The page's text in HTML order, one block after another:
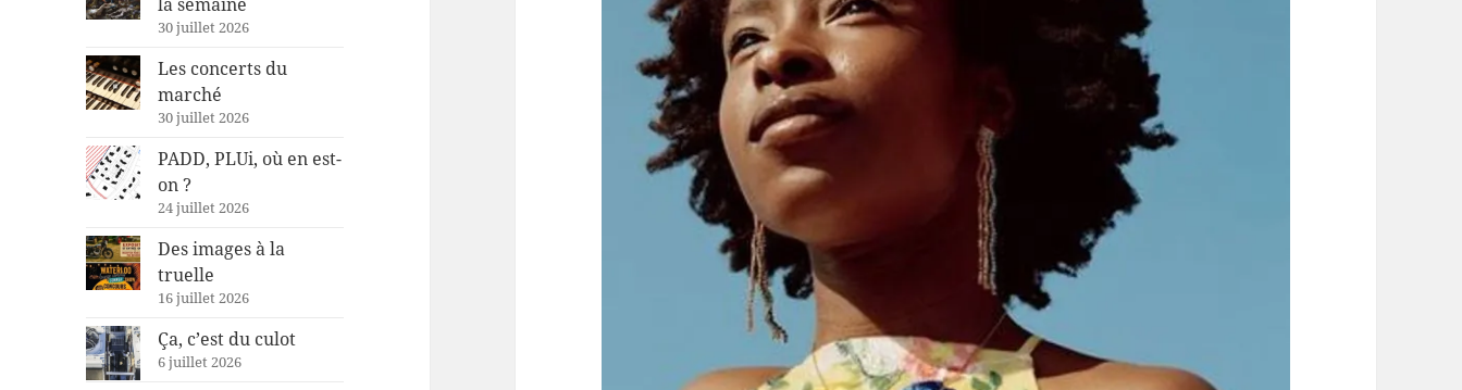
30 juillet 2026
Les concerts du
marché
30 juillet 2026
PADD, PLUi, où en est-
on ?
24 juillet 2026
Des images à la
truelle
16 juillet 2026
Ça, c’est du culot
6 juillet 2026